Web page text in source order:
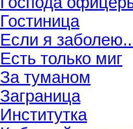
Гостиница
Если я
Есть только миг
За туманом
Заграница
Институтка